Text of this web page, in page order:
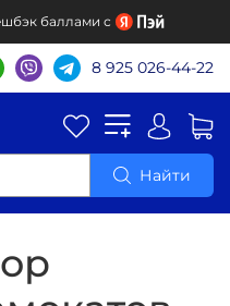
баллами с
8 925 026-44-22
Найти